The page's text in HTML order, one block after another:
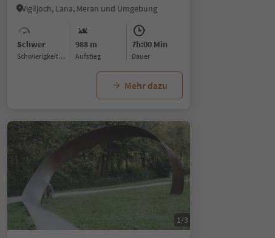
Vigiljoch, Lana, Meran und Umgebung
Schwer
Schwierigkeitsgrad
988 m
Aufstieg
7h:00 Min
Dauer
Mehr dazu
1/3